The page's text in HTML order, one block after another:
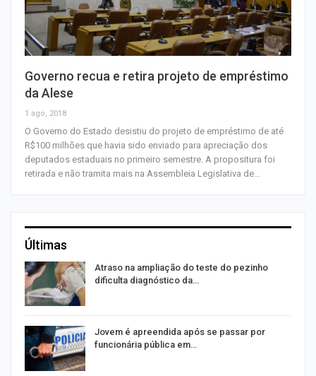
Governo recua e retira projeto de empréstimo
da Alese
1 ago, 2018
O Governo do Estado desistiu do projeto de empréstimo de até
R$100 milhões que havia sido enviado para apreciação dos
deputados estaduais no primeiro semestre. A propositura foi
retirada e não tramita mais na Assembleia Legislativa de…
Últimas
Atraso na ampliação do teste do pezinho
dificulta diagnóstico da…
Jovem é apreendida após se passar por
funcionária pública em…